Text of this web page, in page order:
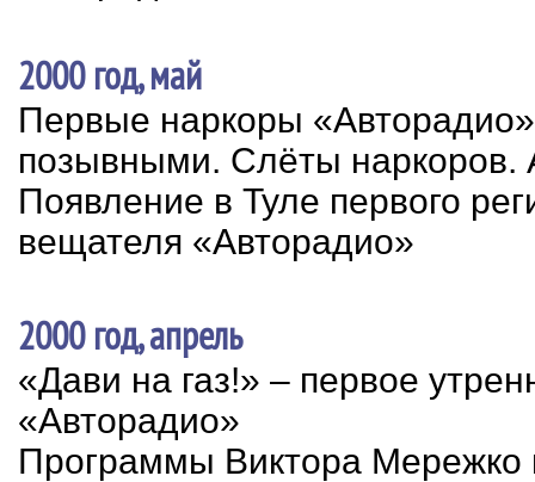
2000 год, май
Первые наркоры
позывными. Слёты наркоров.
Появление в Туле первого
вещателя «Авторадио»
2000 год, апрель
«Дави на газ!» – первое
«Авторадио»
Программы Виктора Мережко